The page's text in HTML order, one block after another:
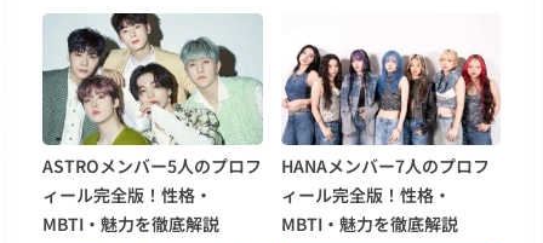
ASTROメンバー5人のプロフ
ィール完全版！性格・
MBTI・魅力を徹底解説
HANAメンバー7人のプロフ
ィール完全版！性格・
MBTI・魅力を徹底解説